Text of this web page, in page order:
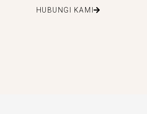
HUBUNGI KAMI